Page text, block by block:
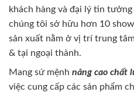
khách hàng và đại lý tin
chúng tôi sở hữu hơn 10
sản xuất nằm ở vị trí trung
& tại ngoại thành.
Mang sứ mệnh nâng cao chất
việc cung cấp các sản phẩm